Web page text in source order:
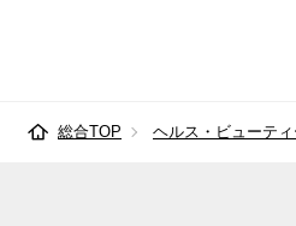
総合TOP ヘルス・ビューティ